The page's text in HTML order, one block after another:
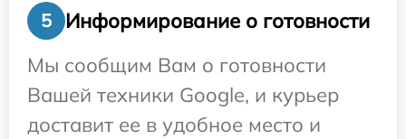
5
Информирование о готовности
Мы сообщим Вам о готовности
Вашей техники Google, и курьер
доставит ее в удобное место и